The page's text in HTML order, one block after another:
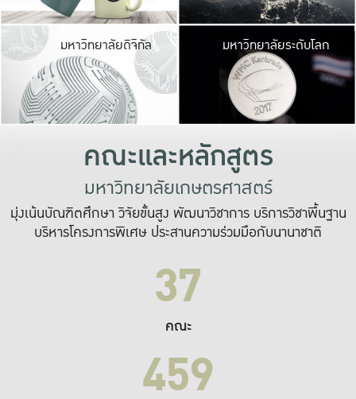
มหาวิทยาลัยดิจิทัล มหาวิ
เปลี่ยนแปลง แล
เพื่อทำง
ระบบสารสนเทศ
มหาวิทยาลัยระดับโลก
คณะและหลักสูตร
มหาวิทยาลัยเกษตรศาสตร์
มุ่งเน้นบัณฑิตศึกษา วิจัยขั้นสูง พัฒนาวิชาการ บริการวิชาพื้นฐาน
บริหารโครงการพิเศษ ประสานความร่วมมือกับนานาชาติ
37
คณะ
459